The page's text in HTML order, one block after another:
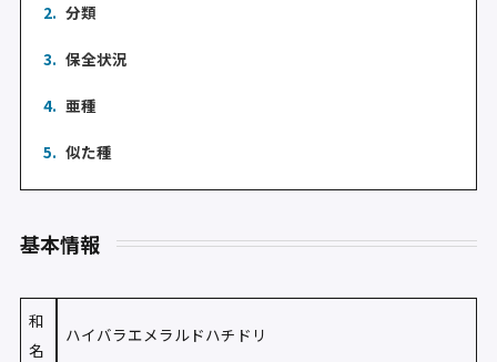
2. 分類
3. 保全状況
4. 亜種
5. 似た種
基本情報
和
名
ハイバラエメラルドハチドリ